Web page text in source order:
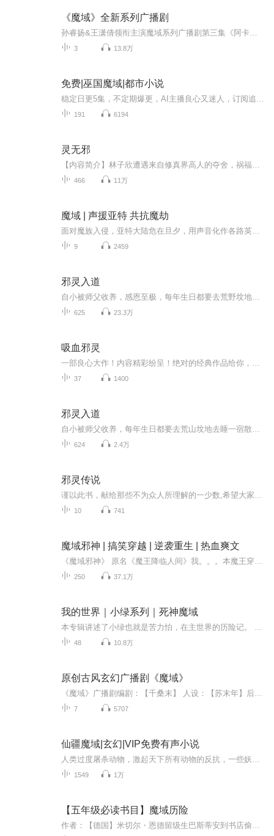
《魔域》全新系列广播剧
3 13.8万
免费|巫国魔域|都市小说
191 6194
灵无邪
466 11万
魔域 | 声援亚特 共抗魔劫
9 2459
邪灵入道
625 23.3万
吸血邪灵
37 1400
邪灵入道
624 2.4万
邪灵传说
10 741
魔域邪神 | 搞笑穿越 | 逆袭重生 | 热血爽文
250 37.1万
我的世界｜小绿系列｜死神魔域
48 10.8万
原创古风玄幻广播剧《魔域》
7 5707
仙疆魔域|玄幻|VIP免费有声小说
1549 1万
【五年级必读书目】魔域历险